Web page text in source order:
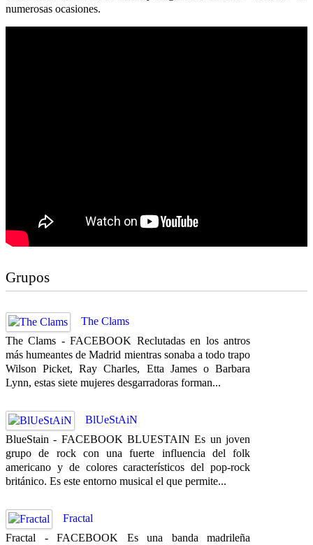
numerosas ocasiones.
Grupos
The Clams
The Clams - FACEBOOK Reclutadas en los antros
más humeantes de Madrid mientras sonaba a todo trapo
Wilson Picket, Ray Charles, Etta James o Barbara
Lynn, estas siete mujeres desgarradoras forman...
BlUeStAiN
BlueStain - FACEBOOK BLUESTAIN Es un joven
grupo de rock con una fuerte influencia del folk
americano y de colores característicos del pop-rock
británico. Es este entorno musical el que permite...
Fractal
Fractal - FACEBOOK Es una banda madrileña